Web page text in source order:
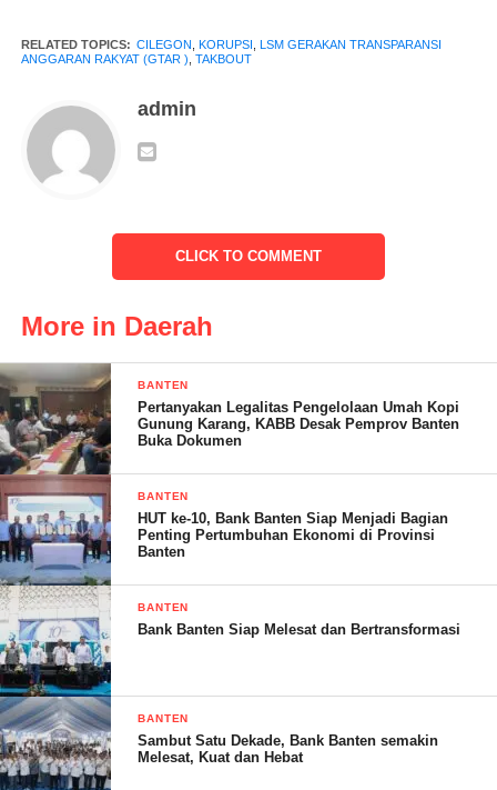
GTAR, yang disampaikan langsung Romi Safrial, bahwa
pihaknya menilai terhadap aparat kepolisian maupun kejaksaan
menjadi tersangka.“Yang jelas selain mengirim surat desakan,
kami juga akan mendatangi Mapolda dan Kejati ataupun bahkan
langsung ketahapan Mabespolri juga Kejagung.
Menurut Romi Safrial, sebab pengelolaan PT. PCM itu tidak
beres hingga mengakibatkan terjadinya Korupsi Bancakan, dan
ini terbukti pada kasus pengadaan kapal takbout dan jalan akses
warnasari yang berujung di meja hijau, imbuh Romi, Lsm
GTAR, diakhir penyampaian.
( Bdi – RG )
Post Views:
RELATED TOPICS: CILEGON KORUPSI LSM GERAKAN TRANSPARANSI
ANGGARAN RAKYAT (GTAR ) TAKBOUT
admin
CLICK TO COMMENT
More in Daerah
BANTEN
Pertanyakan Legalitas Pengelolaan Umah Kopi
Gunung Karang, KABB Desak Pemprov Banten
Buka Dokumen
BANTEN
HUT ke-10, Bank Banten Siap Menjadi Bagian
Penting Pertumbuhan Ekonomi di Provinsi
Banten
BANTEN
Bank Banten Siap Melesat dan Bertransformasi
BANTEN
Sambut Satu Dekade, Bank Banten semakin
Melesat, Kuat dan Hebat